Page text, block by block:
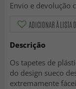
Envio e devolução
ADICIONAR À LISTA
Descrição
Os tapetes de
do design sueco
extremamente